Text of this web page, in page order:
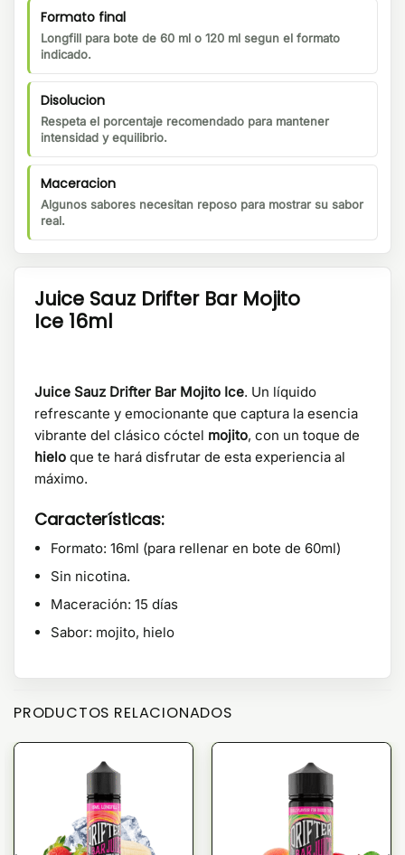
Formato final
Longfill para bote de 60 ml o 120 ml segun el formato
indicado.
Disolucion
Respeta el porcentaje recomendado para mantener
intensidad y equilibrio.
Maceracion
Algunos sabores necesitan reposo para mostrar su sabor
real.
Juice Sauz Drifter Bar Mojito
Ice 16ml
Juice Sauz Drifter Bar Mojito Ice. Un líquido
refrescante y emocionante que captura la esencia
vibrante del clásico cóctel mojito, con un toque de
hielo que te hará disfrutar de esta experiencia al
máximo.
Características:
Formato: 16ml (para rellenar en bote de 60ml)
Sin nicotina.
Maceración: 15 días
Sabor: mojito, hielo
PRODUCTOS RELACIONADOS